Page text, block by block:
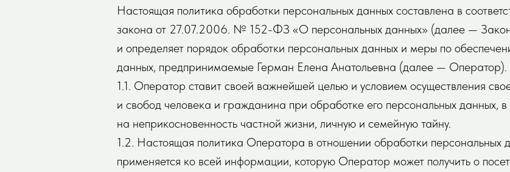
Настоящая политика обработки персональных данных составлена в
закона от 27.07.2006. № 152-ФЗ «О персональных данных» (далее —
и определяет порядок обработки персональных данных и меры по
данных, предпринимаемые Герман Елена Анатольевна (далее — Оператор).
1.1. Оператор ставит своей важнейшей целью и условием осуществления
и свобод человека и гражданина при обработке его персональных данных,
на неприкосновенность частной жизни, личную и семейную тайну.
1.2. Настоящая политика Оператора в отношении обработки
применяется ко всей информации, которую Оператор может получить о